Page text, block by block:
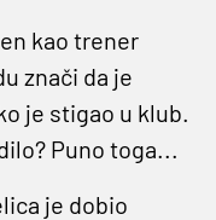
kao trener
znači da je
je stigao u klub.
Puno toga...
je dobio